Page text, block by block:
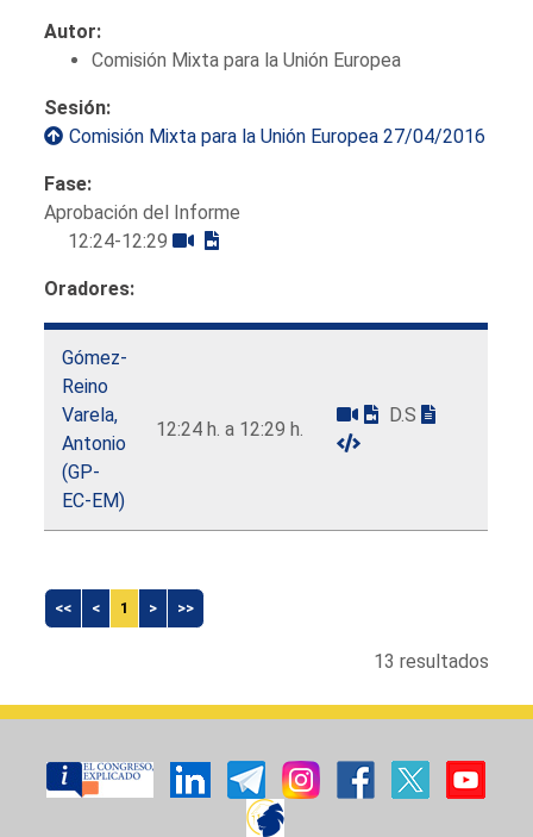
Autor:
Comisión Mixta para la Unión Europea
Sesión:
Comisión Mixta para la Unión Europea 27/04/2016
Fase:
Aprobación del Informe
12:24-12:29
Oradores:
Gómez-
Reino
Varela,
Antonio
(GP-
EC-EM)
12:24 h. a 12:29 h.
D.S
<< < 1 > >>
13 resultados